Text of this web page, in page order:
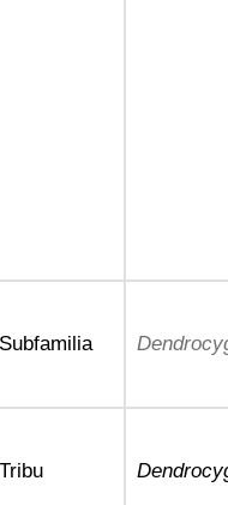
Subfamilia
Tribu